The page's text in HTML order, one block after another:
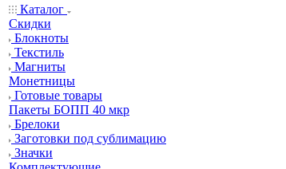
Каталог
Скидки
Блокноты
Текстиль
Магниты
Монетницы
Готовые товары
Пакеты БОПП 40 мкр
Брелоки
Заготовки под сублимацию
Значки